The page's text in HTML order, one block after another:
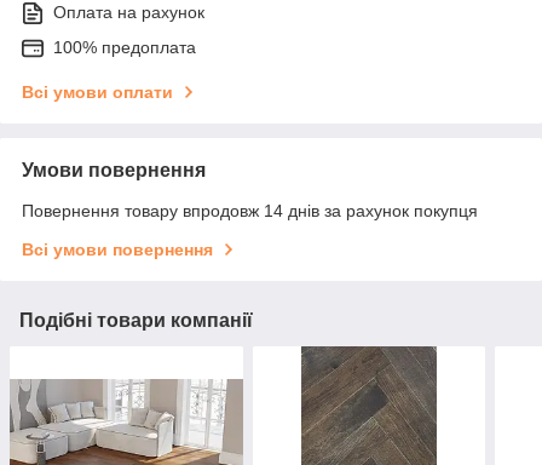
Оплата на рахунок
100% предоплата
Всі умови оплати
Умови повернення
Повернення товару впродовж 14 днів за рахунок покупця
Всі умови повернення
Подібні товари компанії